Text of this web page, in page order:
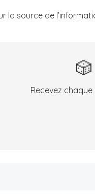
la source de
Recevez